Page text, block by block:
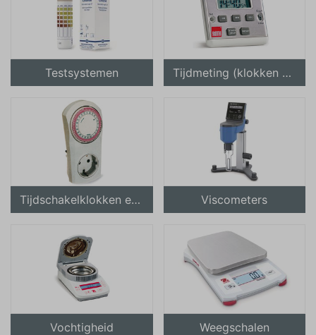
Testsystemen Tijdmeting (klokken en timers)
Tijdschakelklokken en meervoudige stekkerdozen Viscometers
Vochtigheid Weegschalen